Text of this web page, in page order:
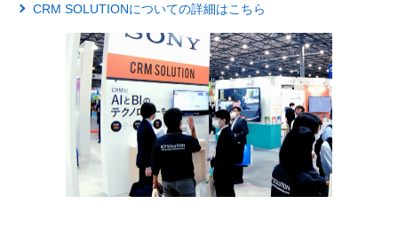
CRM SOLUTIONについての詳細はこちら